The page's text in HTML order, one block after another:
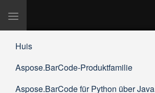
Navigation
Huis
Aspose.BarCode-Produktfamilie
Aspose.BarCode für Python über Java